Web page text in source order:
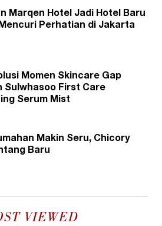
Marqen Hotel Jadi Hotel Baru
Perhatian di Jakarta
Momen Skincare Gap
Sulwhasoo First Care
Serum Mist
Makin Seru, Chicory
Baru
VIEWED